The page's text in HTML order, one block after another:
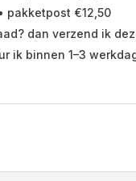
pakketpost €12,50
dan verzend ik
ik binnen 1–3